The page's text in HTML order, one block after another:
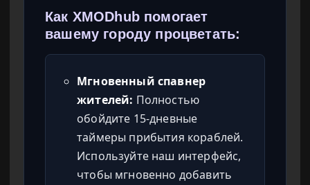
Как XMODhub помогает
вашему городу процветать:
Мгновенный спавнер
жителей: Полностью
обойдите 15-дневные
таймеры прибытия кораблей.
Используйте наш интерфейс,
чтобы мгновенно добавить